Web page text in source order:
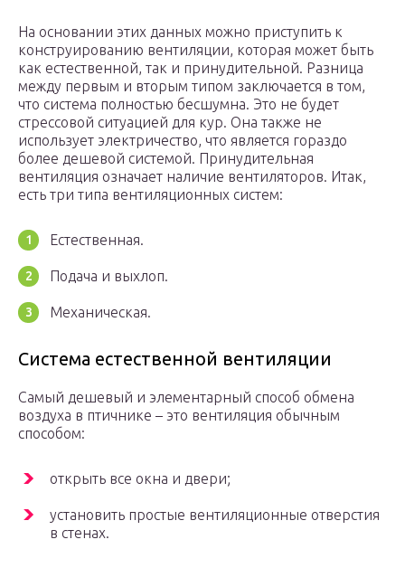
На основании этих данных можно приступить к
конструированию вентиляции, которая может быть
как естественной, так и принудительной. Разница
между первым и вторым типом заключается в том,
что система полностью бесшумна. Это не будет
стрессовой ситуацией для кур. Она также не
использует электричество, что является гораздо
более дешевой системой. Принудительная
вентиляция означает наличие вентиляторов. Итак,
есть три типа вентиляционных систем:
Естественная.
Подача и выхлоп.
Механическая.
Система естественной вентиляции
Самый дешевый и элементарный способ обмена
воздуха в птичнике – это вентиляция обычным
способом:
открыть все окна и двери;
установить простые вентиляционные отверстия
в стенах.